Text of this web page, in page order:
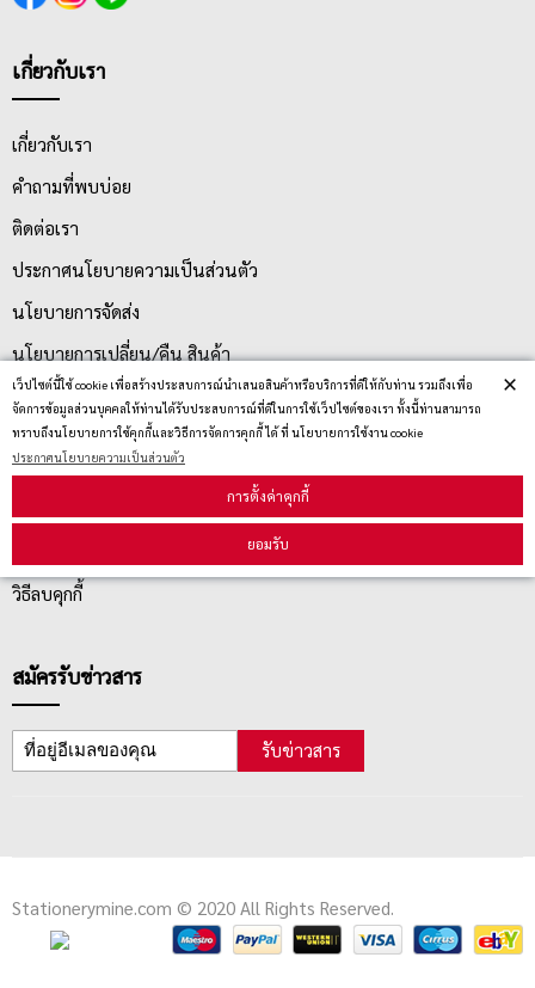
เว็ปไซต์นี้ใช้ cookie เพื่อสร้างประสบการณ์นำเสนอสินค้าหรือบริการที่ดีให้กับท่าน รวมถึงเพื่อ
จัดการข้อมูลส่วนบุคคลให้ท่านได้รับประสบการณ์ที่ดีในการใช้เว็ปไซต์ของเรา ทั้งนี้ท่านสามารถ
ทราบถึงนโยบายการใช้คุกกี้และวิธีการจัดการคุกกี้ ได้ ที่ นโยบายการใช้งาน cookie
ประกาศนโยบายความเป็นส่วนตัว
การตั้งค่าคุกกี้
ยอมรับ
×
เกี่ยวกับเรา
เกี่ยวกับเรา
คำถามที่พบบ่อย
ติดต่อเรา
ประกาศนโยบายความเป็นส่วนตัว
นโยบายการจัดส่ง
นโยบายการเปลี่ยน/คืน สินค้า
บริการลูกค้า
วิธีลบคุกกี้
สมัครรับข่าวสาร
รับข่าวสาร
Stationerymine.com © 2020 All Rights Reserved.